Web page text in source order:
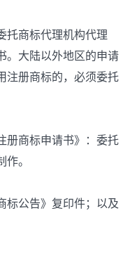
商标代理机构代理
。大陆以外地区的申请
注册商标的，必须委托
商标申请书》：委托
。
公告》复印件；以及